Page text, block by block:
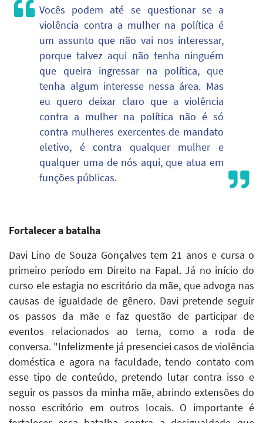
Vocês podem até se questionar se a
violência contra a mulher na política é
um assunto que não vai nos interessar,
porque talvez aqui não tenha ninguém
que queira ingressar na política, que
tenha algum interesse nessa área. Mas
eu quero deixar claro que a violência
contra a mulher na política não é só
contra mulheres exercentes de mandato
eletivo, é contra qualquer mulher e
qualquer uma de nós aqui, que atua em
funções públicas.
Fortalecer a batalha
Davi Lino de Souza Gonçalves tem 21 anos e cursa o
primeiro período em Direito na Fapal. Já no início do
curso ele estagia no escritório da mãe, que advoga nas
causas de igualdade de gênero. Davi pretende seguir
os passos da mãe e faz questão de participar de
eventos relacionados ao tema, como a roda de
conversa. "Infelizmente já presenciei casos de violência
doméstica e agora na faculdade, tendo contato com
esse tipo de conteúdo, pretendo lutar contra isso e
seguir os passos da minha mãe, abrindo extensões do
nosso escritório em outros locais. O importante é